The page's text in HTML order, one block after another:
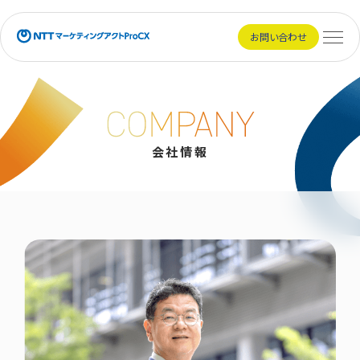
NTTマーケティングアクトProCX お問い合わせ
メニ
会社情報
会社情報